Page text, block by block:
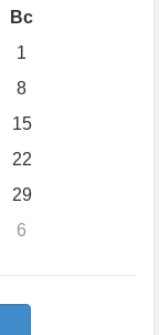
Вс
1
8
15
22
29
6